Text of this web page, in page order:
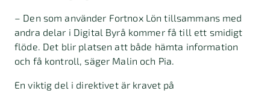
– Den som använder Fortnox Lön tillsammans med
andra delar i Digital Byrå kommer få till ett smidigt
flöde. Det blir platsen att både hämta information
och få kontroll, säger Malin och Pia.
En viktig del i direktivet är kravet på